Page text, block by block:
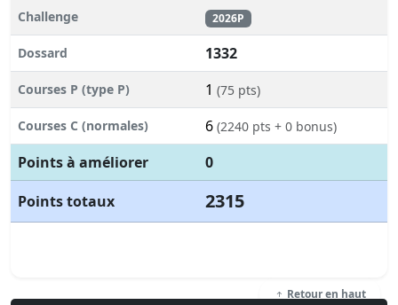
Challenge 2026P
Dossard 1332
Courses P (type P) 1 (75 pts)
Courses C (normales) 6 (2240 pts + 0 bonus)
Points à améliorer
0
Points totaux
2315
Retour en haut